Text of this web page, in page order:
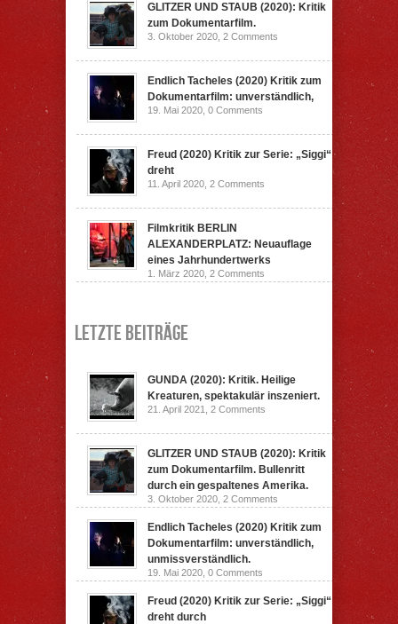
GLITZER UND STAUB (2020): Kritik
zum Dokumentarfilm.
3. Oktober 2020, 2 Comments
Endlich Tacheles (2020) Kritik zum
Dokumentarfilm: unverständlich,
19. Mai 2020, 0 Comments
Freud (2020) Kritik zur Serie: „Siggi“
dreht
11. April 2020, 2 Comments
Filmkritik BERLIN
ALEXANDERPLATZ: Neuauflage
eines Jahrhundertwerks
1. März 2020, 2 Comments
Letzte Beiträge
GUNDA (2020): Kritik. Heilige
Kreaturen, spektakulär inszeniert.
21. April 2021, 2 Comments
GLITZER UND STAUB (2020): Kritik
zum Dokumentarfilm. Bullenritt
durch ein gespaltenes Amerika.
3. Oktober 2020, 2 Comments
Endlich Tacheles (2020) Kritik zum
Dokumentarfilm: unverständlich,
unmissverständlich.
19. Mai 2020, 0 Comments
Freud (2020) Kritik zur Serie: „Siggi“
dreht durch